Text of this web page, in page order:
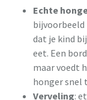
Echte
bijvoorbeeld
dat je kind
eet. Een
maar voedt
honger snel
Verveling: